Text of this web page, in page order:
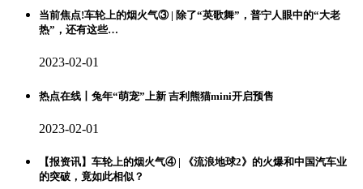
当前焦点!车轮上的烟火气③ | 除了“英歌舞”，普宁人眼中的“大老
热”，还有这些…
2023-02-01
热点在线丨兔年“萌宠”上新 吉利熊猫mini开启预售
2023-02-01
【报资讯】车轮上的烟火气④ | 《流浪地球2》的火爆和中国汽车业
的突破，竟如此相似？